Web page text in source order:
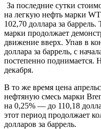
За последние сутки
на легкую нефть марки
102,70 доллара за
марки продолжает
движение вверх. Упав в
доллара за баррель, с
постепенно
декабря.
В то же время цена
нефтяную смесь марки
на 0,25% — до 110,18
этот период продолжает
долларов за баррель.